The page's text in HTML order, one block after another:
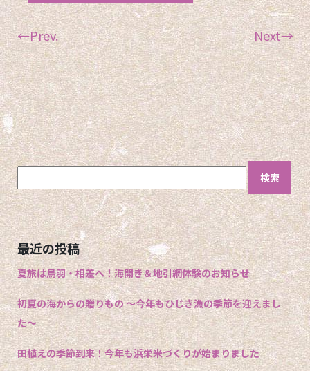
←Prev. Next→
検
索:
最近の投稿
夏旅は鳥羽・相差へ！海開き＆地引網体験のお知らせ
初夏の海からの贈りもの 〜今年もひじき漁の季節を迎えまし
た〜
田植えの季節到来！今年も浜栄米づくりが始まりました